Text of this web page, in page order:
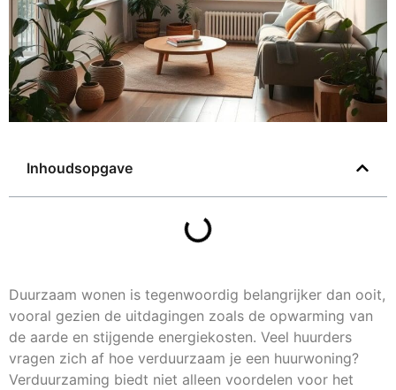
Inhoudsopgave
Duurzaam wonen is tegenwoordig belangrijker dan ooit,
vooral gezien de uitdagingen zoals de opwarming van
de aarde en stijgende energiekosten. Veel huurders
vragen zich af hoe verduurzaam je een huurwoning?
Verduurzaming biedt niet alleen voordelen voor het